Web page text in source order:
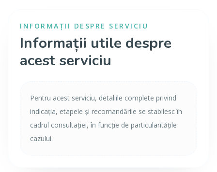
INFORMAȚII DESPRE SERVICIU
Informații utile despre
acest serviciu
Pentru acest serviciu, detaliile complete privind
indicația, etapele și recomandările se stabilesc în
cadrul consultației, în funcție de particularitățile
cazului.